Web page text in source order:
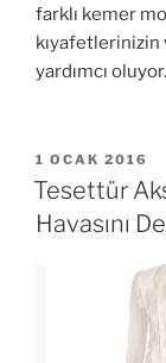
farklı kemer
kıyafetlerinizin
yardımcı oluyor.
YAYIM
TARIHI
1 OCAK 2016
Tesettür
Havasını